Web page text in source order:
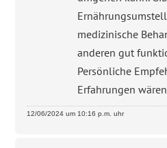
medizinische
anderen gut
Persönliche
Erfahrungen
12/06/2024 um 10:16 p.m. uhr